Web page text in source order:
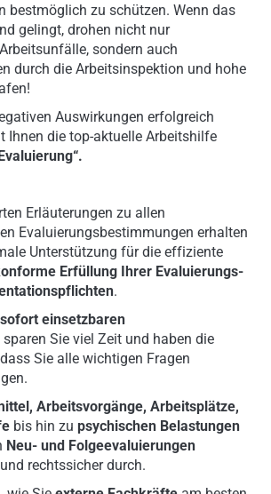
bestmöglich zu schützen. Wenn das
gelingt, drohen nicht nur
sondern auch
durch die Arbeitsinspektion und hohe
Auswirkungen erfolgreich
Ihnen die top-aktuelle Arbeitshilfe
Erläuterungen zu allen
Evaluierungsbestimmungen erhalten
Unterstützung für die effiziente
Erfüllung Ihrer Evaluierungs-
.
einsetzbaren
sparen Sie viel Zeit und haben die
Sie alle wichtigen Fragen
Arbeitsvorgänge, Arbeitsplätze,
bis hin zu psychischen Belastungen
Neu- und Folgeevaluierungen
rechtssicher durch.